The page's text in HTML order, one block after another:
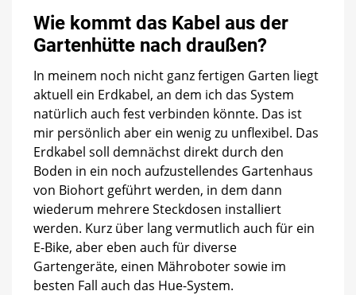
Wie kommt das Kabel aus der
Gartenhütte nach draußen?
In meinem noch nicht ganz fertigen Garten liegt
aktuell ein Erdkabel, an dem ich das System
natürlich auch fest verbinden könnte. Das ist
mir persönlich aber ein wenig zu unflexibel. Das
Erdkabel soll demnächst direkt durch den
Boden in ein noch aufzustellendes Gartenhaus
von Biohort geführt werden, in dem dann
wiederum mehrere Steckdosen installiert
werden. Kurz über lang vermutlich auch für ein
E-Bike, aber eben auch für diverse
Gartengeräte, einen Mähroboter sowie im
besten Fall auch das Hue-System.